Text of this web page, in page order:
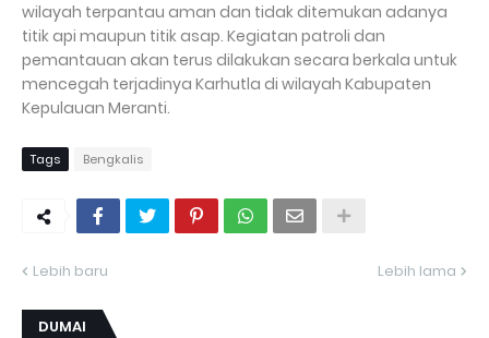
wilayah terpantau aman dan tidak ditemukan adanya
titik api maupun titik asap. Kegiatan patroli dan
pemantauan akan terus dilakukan secara berkala untuk
mencegah terjadinya Karhutla di wilayah Kabupaten
Kepulauan Meranti.
Tags Bengkalis
Lebih baru Lebih lama
DUMAI